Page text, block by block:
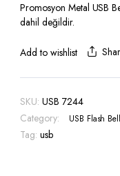
Promosyon Metal USB
dahil değildir.
Add to wishlist
SKU: USB 7244
Category:
USB Flash
Tag: usb